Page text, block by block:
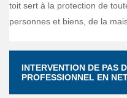
toit sert à la protection de
personnes et biens, de la
INTERVENTION DE PAS
PROFESSIONNEL EN